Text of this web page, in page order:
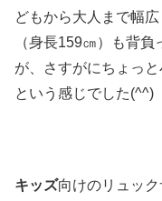
どもから大人まで幅
（身長159㎝）も背
が、さすがにちょっ
という感じでした(^^)
キッズ向けのリュッ